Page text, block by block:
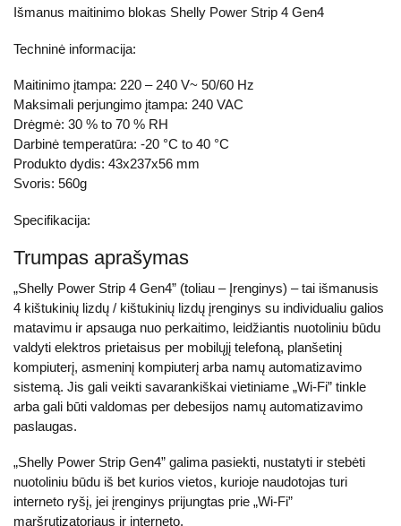
Išmanus maitinimo blokas Shelly Power Strip 4 Gen4
Techninė informacija:
Maitinimo įtampa: 220 – 240 V~ 50/60 Hz
Maksimali perjungimo įtampa: 240 VAC
Drėgmė: 30 % to 70 % RH
Darbinė temperatūra: -20 °C to 40 °C
Produkto dydis: 43x237x56 mm
Svoris: 560g
Specifikacija:
Trumpas aprašymas
„Shelly Power Strip 4 Gen4” (toliau – Įrenginys) – tai išmanusis
4 kištukinių lizdų / kištukinių lizdų įrenginys su individualiu galios
matavimu ir apsauga nuo perkaitimo, leidžiantis nuotoliniu būdu
valdyti elektros prietaisus per mobilųjį telefoną, planšetinį
kompiuterį, asmeninį kompiuterį arba namų automatizavimo
sistemą. Jis gali veikti savarankiškai vietiniame „Wi-Fi” tinkle
arba gali būti valdomas per debesijos namų automatizavimo
paslaugas.
„Shelly Power Strip Gen4” galima pasiekti, nustatyti ir stebėti
nuotoliniu būdu iš bet kurios vietos, kurioje naudotojas turi
interneto ryšį, jei įrenginys prijungtas prie „Wi-Fi”
maršrutizatoriaus ir interneto.